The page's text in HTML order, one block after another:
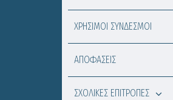
ΧΡΗΣΙΜΟΙ ΣΥΝΔΕΣΜΟΙ
ΑΠΟΦΑΣΕΙΣ
ΣΧΟΛΙΚΕΣ ΕΠΙΤΡΟΠΕΣ